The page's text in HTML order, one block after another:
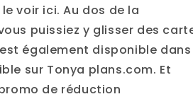
voir ici. Au dos de la
puissiez y glisser des
également disponible dans
sur Tonya plans.com. Et
de réduction